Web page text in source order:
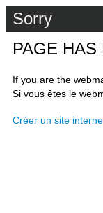
Sorry
PAGE
If you are the
Si vous êtes le
Créer un site